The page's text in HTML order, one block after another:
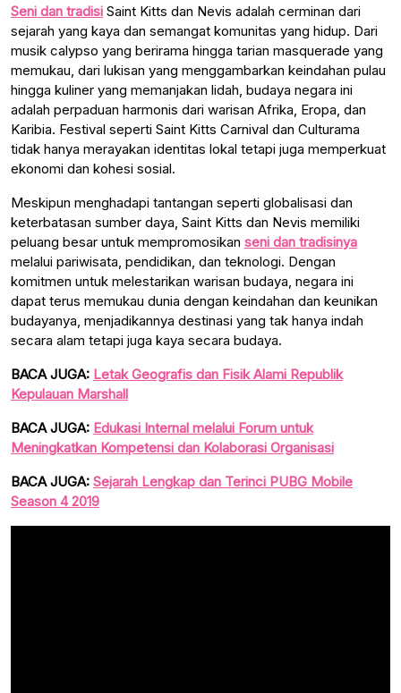
Seni dan tradisi Saint Kitts dan Nevis adalah cerminan dari
sejarah yang kaya dan semangat komunitas yang hidup. Dari
musik calypso yang berirama hingga tarian masquerade yang
memukau, dari lukisan yang menggambarkan keindahan pulau
hingga kuliner yang memanjakan lidah, budaya negara ini
adalah perpaduan harmonis dari warisan Afrika, Eropa, dan
Karibia. Festival seperti Saint Kitts Carnival dan Culturama
tidak hanya merayakan identitas lokal tetapi juga memperkuat
ekonomi dan kohesi sosial.
Meskipun menghadapi tantangan seperti globalisasi dan
keterbatasan sumber daya, Saint Kitts dan Nevis memiliki
peluang besar untuk mempromosikan seni dan tradisinya
melalui pariwisata, pendidikan, dan teknologi. Dengan
komitmen untuk melestarikan warisan budaya, negara ini
dapat terus memukau dunia dengan keindahan dan keunikan
budayanya, menjadikannya destinasi yang tak hanya indah
secara alam tetapi juga kaya secara budaya.
BACA JUGA: Letak Geografis dan Fisik Alami Republik
Kepulauan Marshall
BACA JUGA: Edukasi Internal melalui Forum untuk
Meningkatkan Kompetensi dan Kolaborasi Organisasi
BACA JUGA: Sejarah Lengkap dan Terinci PUBG Mobile
Season 4 2019